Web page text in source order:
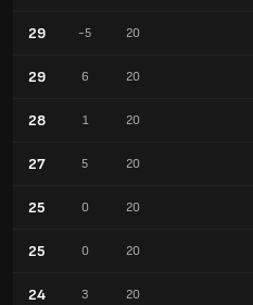
20
-5
29
20
6
29
20
1
28
20
5
27
20
0
25
20
0
25
20
3
24